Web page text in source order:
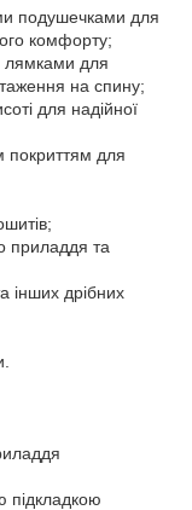
подушечками для
комфорту;
лямками для
на спину;
для надійної
покриттям для
приладдя та
інших дрібних
підкладкою